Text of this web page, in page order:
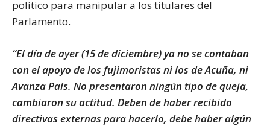
político para manipular a los titulares del
Parlamento.
“El día de ayer (15 de diciembre) ya no se contaban
con el apoyo de los fujimoristas ni los de Acuña, ni
Avanza País. No presentaron ningún tipo de queja,
cambiaron su actitud. Deben de haber recibido
directivas externas para hacerlo, debe haber algún